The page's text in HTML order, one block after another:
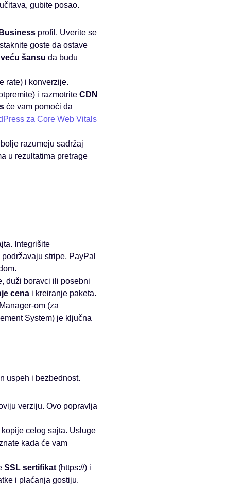
gubite posao.
profil. Uverite se
goste da ostave
šansu da budu
rate) i konverzije.
i razmotrite CDN
će vam pomoći da
za Core Web Vitals
razumeju sadržaj
u rezultatima pretrage
Integrišite
stripe, PayPal
duži boravci ili posebni
cenai kreiranje paketa.
om (za
System) je ključna
uspeh i bezbednost.
verziju. Ovo popravlja
celog sajta. Usluge
kada će vam
SSL sertifikat(https://) i
i plaćanja gostiju.